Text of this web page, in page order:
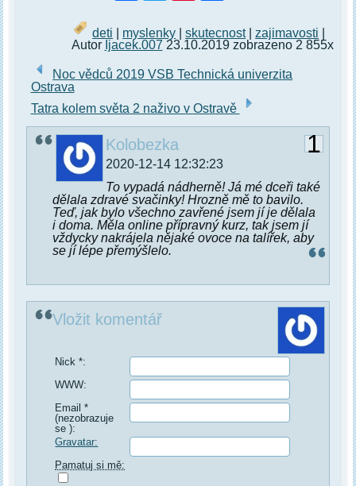
deti | myslenky |skutecnost| zajimavosti |
Autor Ijacek.007 23.10.2019 zobrazeno 2 855x
Noc vědců 2019 VSB Technická univerzita
Ostrava
Tatra kolem světa 2 naživo v Ostravě
1
Kolobezka
2020-12-14 12:32:23
To vypadá nádherně! Já mé dceři také
dělala zdravé svačinky! Hrozně mě to bavilo.
Teď, jak bylo všechno zavřené jsem jí je dělala
i doma. Měla online přípravný kurz, tak jsem jí
vždycky nakrájela nějaké ovoce na talířek, aby
se jí lépe přemýšlelo.
Vložit komentář
Nick *:
WWW:
Email *
(nezobrazuje
se ):
Gravatar:
Pamatuj si mě: